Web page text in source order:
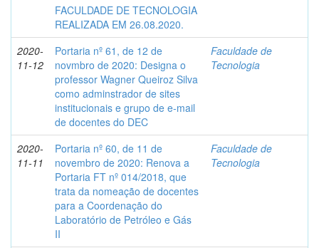
FACULDADE DE TECNOLOGIA
REALIZADA EM 26.08.2020.
2020-
11-12
Portaria nº 61, de 12 de
novmbro de 2020: Designa o
professor Wagner Queiroz Silva
como adminstrador de sites
institucionais e grupo de e-mail
de docentes do DEC
Faculdade de
Tecnologia
2020-
11-11
Portaria nº 60, de 11 de
novembro de 2020: Renova a
Portaria FT nº 014/2018, que
trata da nomeação de docentes
para a Coordenação do
Laboratório de Petróleo e Gás
II
Faculdade de
Tecnologia